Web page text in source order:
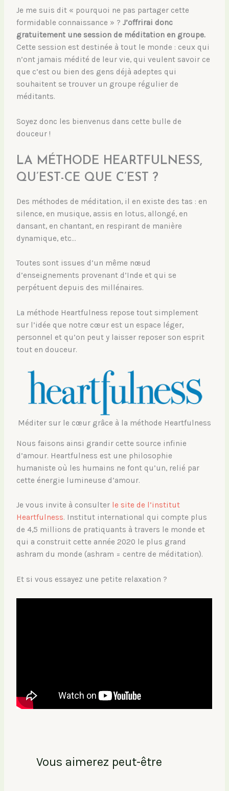
Je me suis dit « pourquoi ne pas partager cette
formidable connaissance » ?J’offrirai donc
gratuitement une session de méditation en groupe.
Cette session est destinée à tout le monde : ceux qui
n’ont jamais médité de leur vie, qui veulent savoir ce
que c’est ou bien des gens déjà adeptes qui
souhaitent se trouver un groupe régulier de
méditants.
Soyez donc les bienvenus dans cette bulle de
douceur !
LA MÉTHODE HEARTFULNESS,
QU’EST-CE QUE C’EST ?
Des méthodes de méditation, il en existe des tas : en
silence, en musique, assis en lotus, allongé, en
dansant, en chantant, en respirant de manière
dynamique, etc…
Toutes sont issues d’un même nœud
d’enseignements provenant d’Inde et qui se
perpétuent depuis des millénaires.
La méthode Heartfulness repose tout simplement
sur l’idée que notre cœur est un espace léger,
personnel et qu’on peut y laisser reposer son esprit
tout en douceur.
Méditer sur le cœur grâce à la méthode Heartfulness
Nous faisons ainsi grandir cette source infinie
d’amour. Heartfulness est une philosophie
humaniste où les humains ne font qu’un, relié par
cette énergie lumineuse d’amour.
Je vous invite à consulter le site de l’institut
Heartfulness. Institut international qui compte plus
de 4,5 millions de pratiquants à travers le monde et
qui a construit cette année 2020 le plus grand
ashram du monde (ashram = centre de méditation).
Et si vous essayez une petite relaxation ?
Vous aimerez peut-être